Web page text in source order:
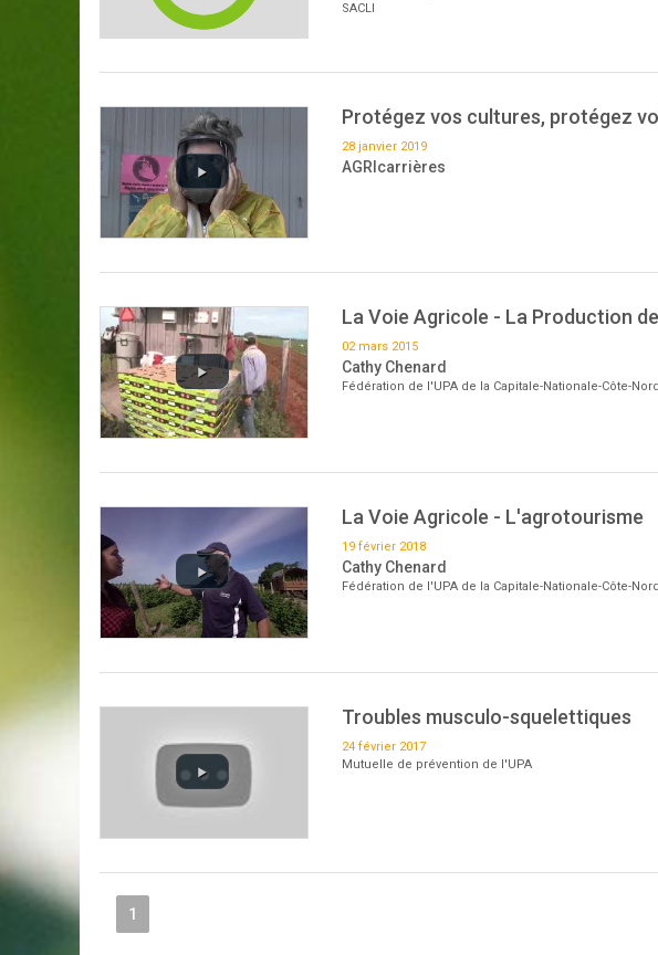
SACLI
Protégez vos cultures, protégez
28 janvier 2019
AGRIcarrières
La Voie Agricole - La Production
02 mars 2015
Cathy Chenard
Fédération de l'UPA de la Capitale-Nationale-Côte-Nord
La Voie Agricole - L'agrotourisme
19 février 2018
Cathy Chenard
Fédération de l'UPA de la Capitale-Nationale-Côte-Nord
Troubles musculo-squelettiques
24 février 2017
Mutuelle de prévention de l'UPA
1